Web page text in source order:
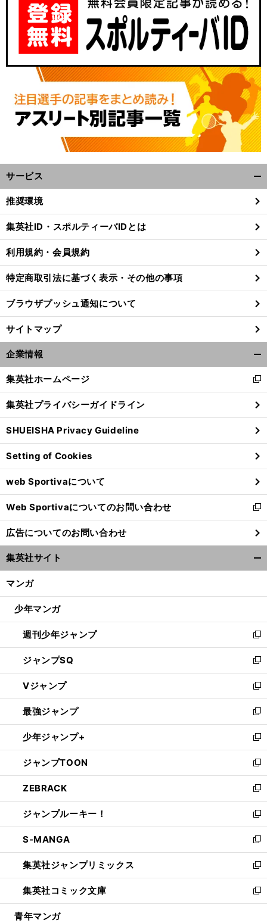
へ
サービス
閉
る
推奨環境
集英社ID・スポルティーバIDとは
利用規約・会員規約
特定商取引法に基づく表示・その他の事項
ブラウザプッシュ通知について
サイトマップ
企業情報
閉
る
集英社ホームページ
新
し
い
ウ
ィ
ン
ド
ウ
で
開
く
集英社プライバシーガイドライン
SHUEISHA Privacy Guideline
Setting of Cookies
web Sportivaについて
Web Sportivaについてのお問い合わせ
新
し
い
ウ
ィ
ン
ウ
開
く
広告についてのお問い合わせ
集英社サイト
マンガ
少年マンガ
週刊少年ジャンプ
新
し
い
ウ
ィ
ン
ド
ウ
で
開
く
ジャンプSQ
新
し
い
ウ
ィ
ン
ド
ウ
で
開
く
Vジャンプ
新
し
い
ウ
ィ
ン
ド
ウ
で
開
く
最強ジャンプ
新
し
い
ウ
ィ
ン
ド
ウ
で
開
く
少年ジャンプ+
新
し
い
ウ
ィ
ン
ド
ウ
で
開
く
ジャンプTOON
新
し
い
ウ
ィ
ン
ド
ウ
で
開
く
ZEBRACK
新
し
い
ウ
ィ
ン
ド
ウ
で
開
ジャンプルーキー！
新
し
い
ウ
ィ
ン
ド
ウ
S-MANGA
新
し
い
ウ
ィ
ン
集英社ジャンプリミックス
新
し
い
ウ
集英社コミック文庫
新
し
青年マンガ